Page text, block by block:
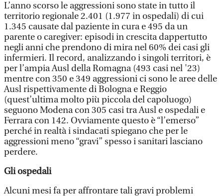
L’anno scorso le aggressioni sono state in tutto il
territorio regionale 2.401 (1.977 in ospedali) di cui
1.345 causate dal paziente in cura e 495 da un
parente o caregiver: episodi in crescita dappertutto
negli anni che prendono di mira nel 60% dei casi gli
infermieri. Il record, analizzando i singoli territori, è
per l’ampia Ausl della Romagna (493 casi nel '23)
mentre con 350 e 349 aggressioni ci sono le aree delle
Ausl rispettivamente di Bologna e Reggio
(quest’ultima molto più piccola del capoluogo)
seguono Modena con 305 casi tra Ausl e ospedali e
Ferrara con 142. Ovviamente questo è “l’emerso”
perché in realtà i sindacati spiegano che per le
aggressioni meno “gravi” spesso i sanitari lasciano
perdere.
Gli ospedali
Alcuni mesi fa per affrontare tali gravi problemi